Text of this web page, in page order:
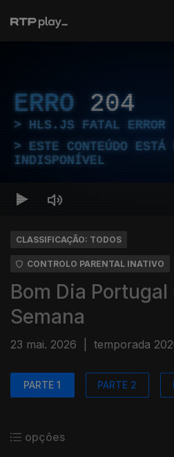
ERRO 204
HLS.JS FATAL ERROR
ESTE CONTEÚDO ESTÁ
INDISPONÍVEL
CLASSIFICAÇÃO: TODOS
CONTROLO PARENTAL INATIVO
Bom Dia Portugal
Semana
23 mai. 2026 temporada
PARTE 1 PARTE 2
opções